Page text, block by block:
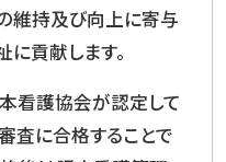
維持及び向上に寄与
に貢献します。
看護協会が認定して
査に合格することで